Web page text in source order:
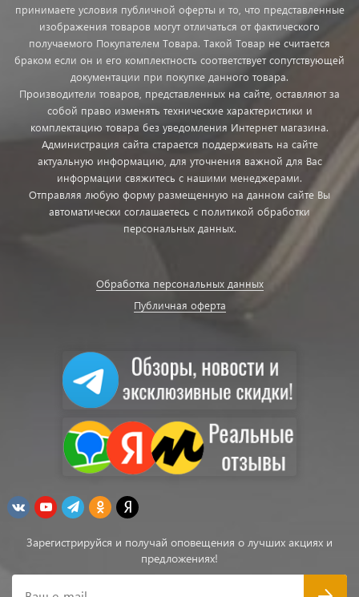
принимаете условия публичной оферты и то, что представленные
изображения товаров могут отличаться от фактического
получаемого Покупателем Товара. Такой Товар не считается
браком если он и его комплектность соответствует сопутствующей
документации при покупке данного товара.
Производители товаров, представленных на сайте, оставляют за
собой право изменять технические характеристики и
комплектацию товара без уведомления Интернет магазина.
Администрация сайта старается поддерживать на сайте
актуальную информацию, для уточнения важной для Вас
информации свяжитесь с нашими менеджерами.
Отправляя любую форму размещенную на данном сайте Вы
автоматически соглашаетесь с политикой обработки
персональных данных.
Обработка персональных данных
Публичная оферта
Зарегистрируйся и получай оповещения о лучших акциях и
предложениях!